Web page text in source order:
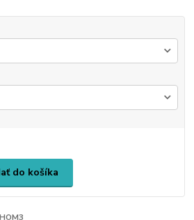
do košíka
HOM3